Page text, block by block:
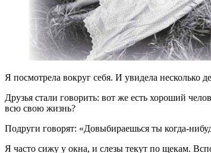
Я посмотрела вокруг себя. И увидела несколько
Друзья стали говорить: вот же есть хороший
всю свою жизнь?
Подруги говорят: «Довыбираешься ты когда-
Я часто сижу у окна, и слезы текут по щекам.